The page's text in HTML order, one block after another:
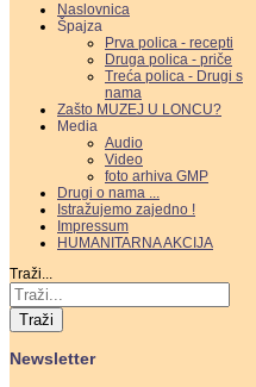
Naslovnica
Špajza
Prva polica - recepti
Druga polica - priče
Treća polica - Drugi s
nama
Zašto MUZEJ U LONCU?
Media
Audio
Video
foto arhiva GMP
Drugi o nama ...
Istražujemo zajedno !
Impressum
HUMANITARNA AKCIJA
Traži...
Traži
Newsletter